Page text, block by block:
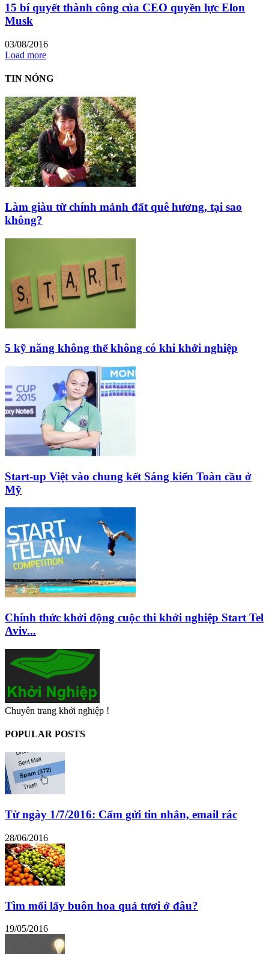
15 bí quyết thành công của CEO quyền lực Elon
Musk
03/08/2016
Load more
TIN NÓNG
Làm giàu từ chính mảnh đất quê hương, tại sao
không?
5 kỹ năng không thể không có khi khởi nghiệp
Start-up Việt vào chung kết Sáng kiến Toàn cầu ở
Mỹ
Chính thức khởi động cuộc thi khởi nghiệp Start Tel
Aviv...
Chuyên trang khởi nghiệp !
POPULAR POSTS
Từ ngày 1/7/2016: Cấm gửi tin nhắn, email rác
28/06/2016
Tìm mối lấy buôn hoa quả tươi ở đâu?
19/05/2016